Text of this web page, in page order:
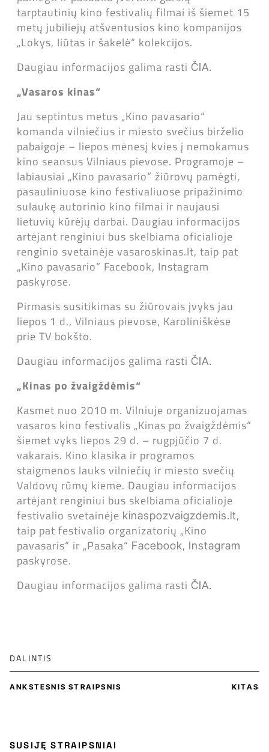
tarptautinių kino festivalių filmai iš šiemet 15
metų jubiliejų atšventusios kino kompanijos
„Lokys, liūtas ir šakelė“ kolekcijos.
Daugiau informacijos galima rasti ČIA.
„Vasaros kinas“
Jau septintus metus „Kino pavasario“
komanda vilniečius ir miesto svečius birželio
pabaigoje – liepos mėnesį kvies į nemokamus
kino seansus Vilniaus pievose. Programoje –
labiausiai „Kino pavasario“ žiūrovų pamėgti,
pasauliniuose kino festivaliuose pripažinimo
sulaukę autorinio kino filmai ir naujausi
lietuvių kūrėjų darbai. Daugiau informacijos
artėjant renginiui bus skelbiama oficialioje
renginio svetainėje vasaroskinas.lt, taip pat
„Kino pavasario“ Facebook, Instagram
paskyrose.
Pirmasis susitikimas su žiūrovais įvyks jau
liepos 1 d., Vilniaus pievose, Karoliniškėse
prie TV bokšto.
Daugiau informacijos galima rasti ČIA.
„Kinas po žvaigždėmis“
Kasmet nuo 2010 m. Vilniuje organizuojamas
vasaros kino festivalis „Kinas po žvaigždėmis“
šiemet vyks liepos 29 d. – rugpjūčio 7 d.
vakarais. Kino klasika ir programos
staigmenos lauks vilniečių ir miesto svečių
Valdovų rūmų kieme. Daugiau informacijos
artėjant renginiui bus skelbiama oficialioje
festivalio svetainėje kinaspozvaigzdemis.lt,
taip pat festivalio organizatorių „Kino
pavasaris“ ir „Pasaka“ Facebook, Instagram
paskyrose.
Daugiau informacijos galima rasti ČIA.
DALINTIS
ANKSTESNIS STRAIPSNIS KITAS
SUSIJĘ STRAIPSNIAI